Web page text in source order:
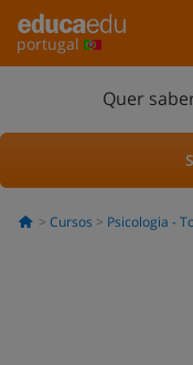
portugal
Quer
Cursos Psicologia -